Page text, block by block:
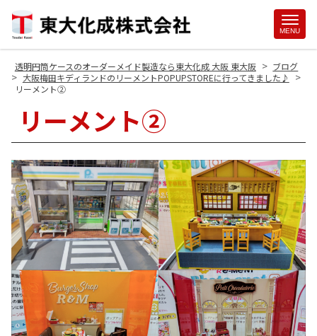
MENU
透明円筒ケースのオーダーメイド製造なら東大化成 大阪 東大阪 > ブログ
> 大阪梅田キディランドのリーメントPOPUPSTOREに行ってきました♪ >
リーメント②
リーメント②
Site
Footer